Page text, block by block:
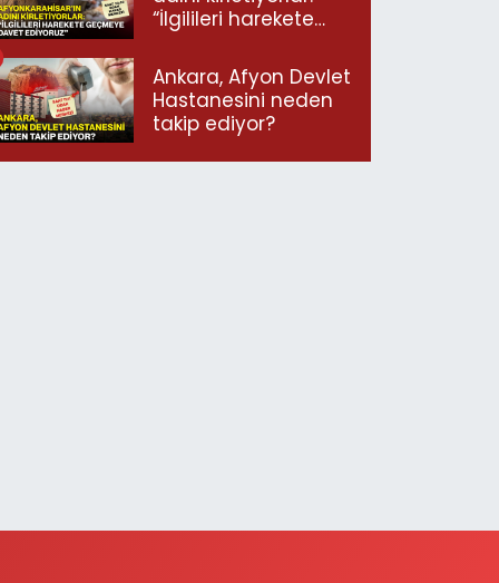
“İlgilileri harekete
ediyoruz”
Ankara, Afyon Devlet
Hastanesini neden
takip ediyor?